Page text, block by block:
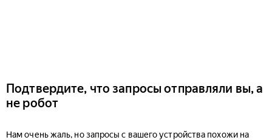
Подтвердите, что запросы отправляли вы, а
не робот
Нам очень жаль, но запросы с вашего устройства похожи на